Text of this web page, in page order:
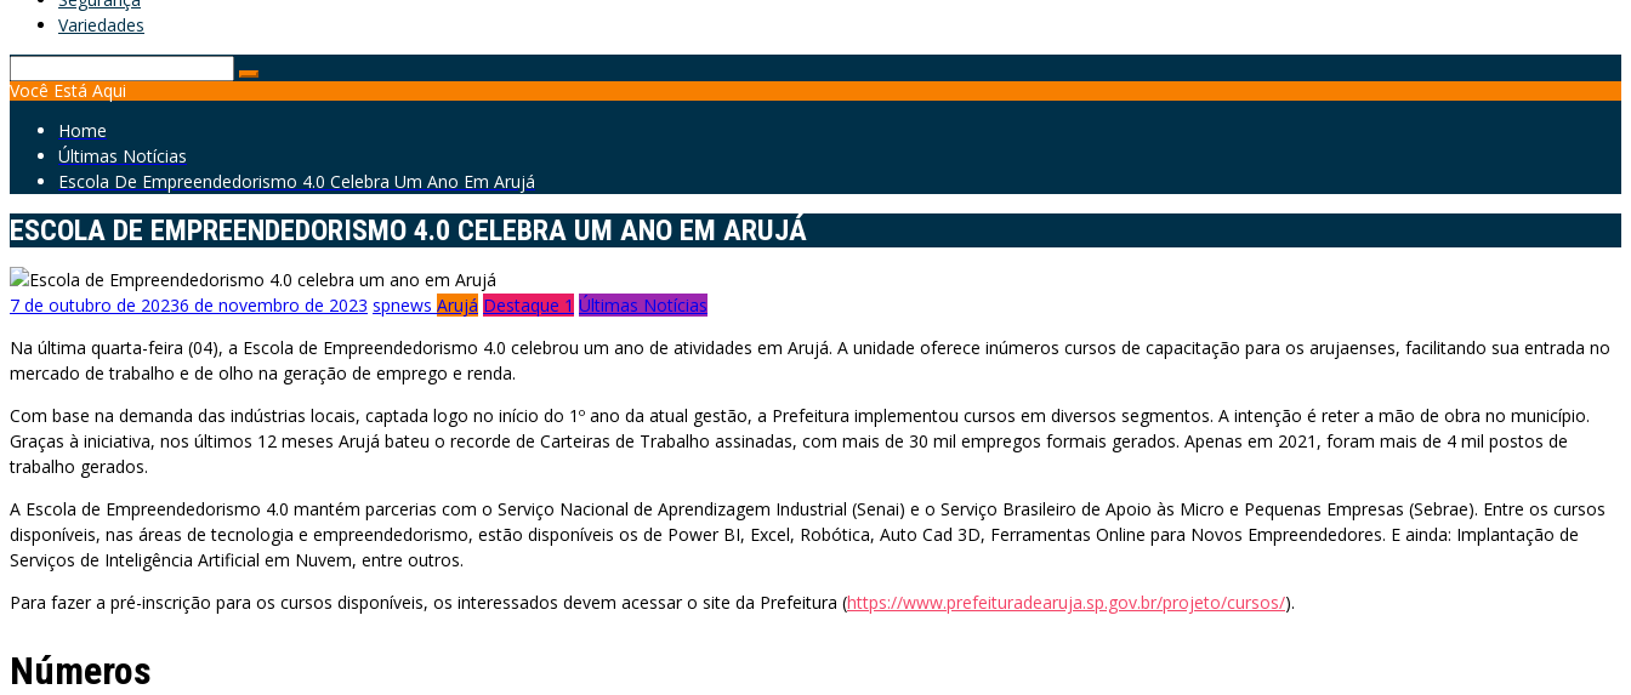
Variedades
for:
Você Está Aqui
Home
Últimas Notícias
Escola De Empreendedorismo 4.0 Celebra Um Ano Em Arujá
ESCOLA DE EMPREENDEDORISMO 4.0 CELEBRA UM ANO EM ARUJÁ
7 de outubro de 20236 de novembro de 2023 spnews Arujá Destaque 1 Últimas Notícias
Na última quarta-feira (04), a Escola de Empreendedorismo 4.0 celebrou um ano de atividades em Arujá. A unidade oferece inúmeros cursos de capacitação para os arujaenses, facilitando sua entrada no
mercado de trabalho e de olho na geração de emprego e renda.
Com base na demanda das indústrias locais, captada logo no início do 1º ano da atual gestão, a Prefeitura implementou cursos em diversos segmentos. A intenção é reter a mão de obra no município.
Graças à iniciativa, nos últimos 12 meses Arujá bateu o recorde de Carteiras de Trabalho assinadas, com mais de 30 mil empregos formais gerados. Apenas em 2021, foram mais de 4 mil postos de
trabalho gerados.
A Escola de Empreendedorismo 4.0 mantém parcerias com o Serviço Nacional de Aprendizagem Industrial (Senai) e o Serviço Brasileiro de Apoio às Micro e Pequenas Empresas (Sebrae). Entre os cursos
disponíveis, nas áreas de tecnologia e empreendedorismo, estão disponíveis os de Power BI, Excel, Robótica, Auto Cad 3D, Ferramentas Online para Novos Empreendedores. E ainda: Implantação de
Serviços de Inteligência Artificial em Nuvem, entre outros.
Para fazer a pré-inscrição para os cursos disponíveis, os interessados devem acessar o site da Prefeitura (https://www.prefeituradearuja.sp.gov.br/projeto/cursos/).
Números